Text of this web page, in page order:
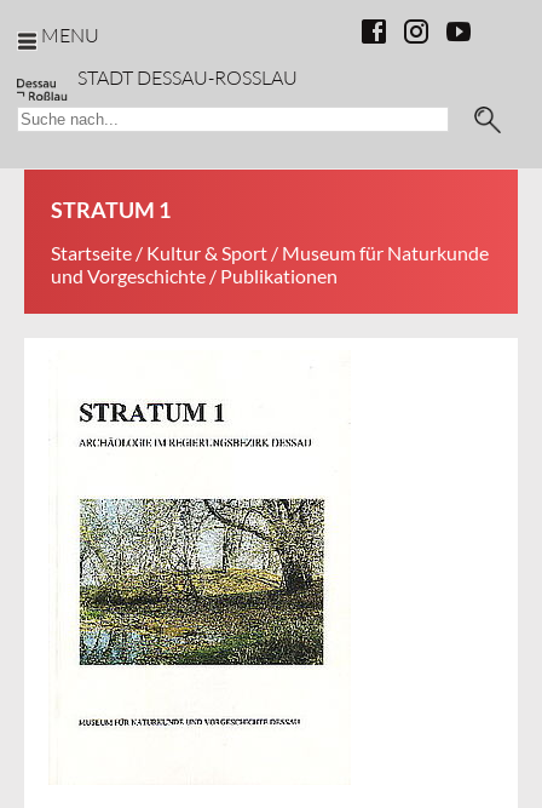
MENU
STADT DESSAU-ROSSLAU
STRATUM 1
Startseite / Kultur & Sport / Museum für Naturkunde
und Vorgeschichte / Publikationen